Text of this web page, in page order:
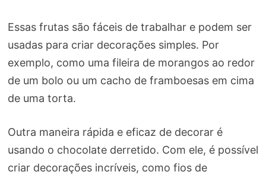
Essas frutas são fáceis de trabalhar e podem ser
usadas para criar decorações simples. Por
exemplo, como uma fileira de morangos ao redor
de um bolo ou um cacho de framboesas em cima
de uma torta.
Outra maneira rápida e eficaz de decorar é
usando o chocolate derretido. Com ele, é possível
criar decorações incríveis, como fios de